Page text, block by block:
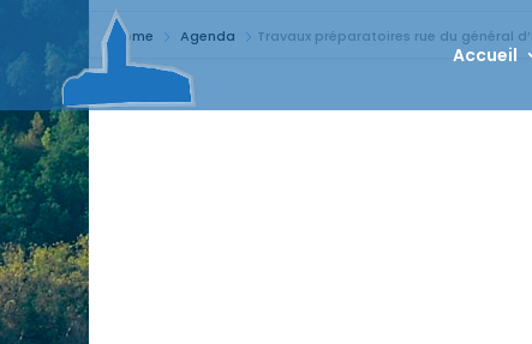
Accueil
Home Agenda Travaux préparatoires rue du général